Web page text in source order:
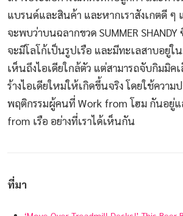
แบรนด์และสินค้า และหากเราสังเกตดี ๆ
จะพบว่าบนฉลากขวด SUMMER
จะมีโลโก้เป็นรูปเรือ และมีทะเลสาบอยู่
เห็นถึงไอเดียใกล้ตัว แต่สามารถจับกิมมิค
ร้างไอเดียใหม่ให้เกิดขึ้นจริง โดยใช้ความ
พฤติกรรมผู้คนที่ Work from โฮม กันอยู่แ
from เรือ อย่างที่เราได้เห็นกัน
ที่มา